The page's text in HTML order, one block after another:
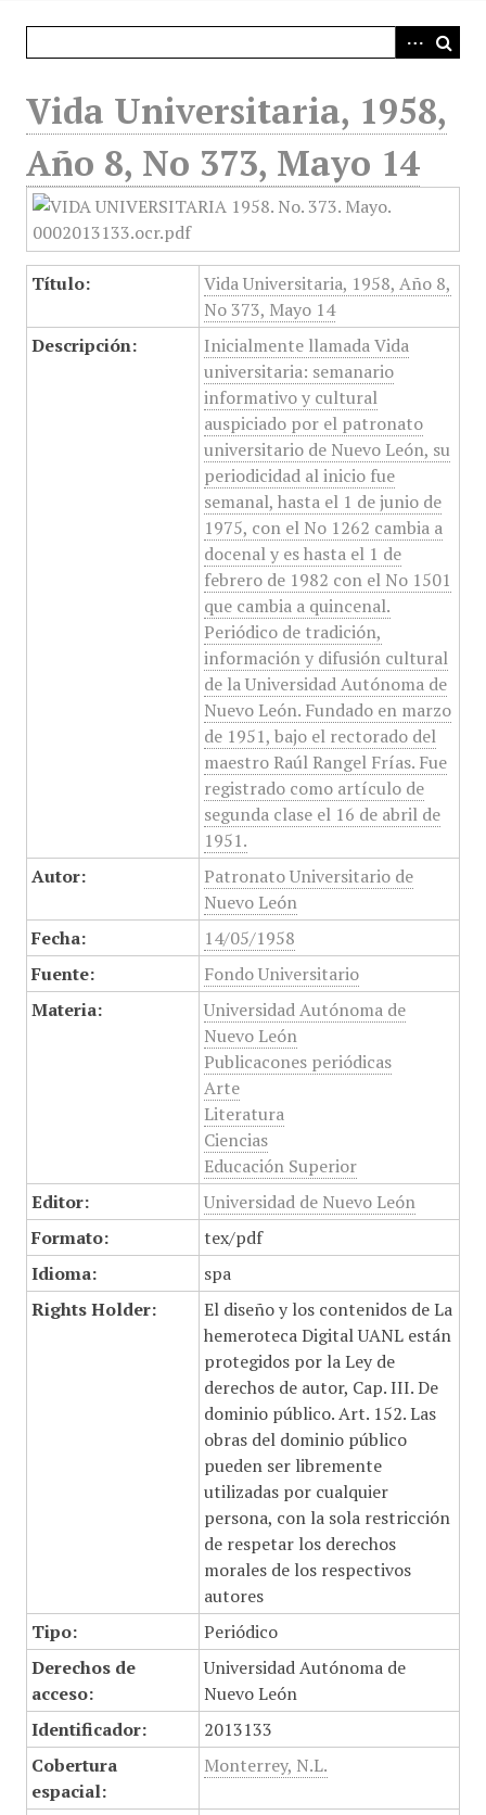
Vida Universitaria, 1958,
Año 8, No 373, Mayo 14
Título:
Vida Universitaria, 1958, Año 8,
No 373, Mayo 14
Descripción:
Inicialmente llamada Vida
universitaria: semanario
informativo y cultural
auspiciado por el patronato
universitario de Nuevo León, su
periodicidad al inicio fue
semanal, hasta el 1 de junio de
1975, con el No 1262 cambia a
docenal y es hasta el 1 de
febrero de 1982 con el No 1501
que cambia a quincenal.
Periódico de tradición,
información y difusión cultural
de la Universidad Autónoma de
Nuevo León. Fundado en marzo
de 1951, bajo el rectorado del
maestro Raúl Rangel Frías. Fue
registrado como artículo de
segunda clase el 16 de abril de
1951.
Autor:
Patronato Universitario de
Nuevo León
Fecha:
14/05/1958
Fuente:
Fondo Universitario
Materia:
Universidad Autónoma de
Nuevo León
Publicacones periódicas
Arte
Literatura
Ciencias
Educación Superior
Editor:
Universidad de Nuevo León
Formato:
tex/pdf
Idioma:
spa
Rights Holder:
El diseño y los contenidos de La
hemeroteca Digital UANL están
protegidos por la Ley de
derechos de autor, Cap. III. De
dominio público. Art. 152. Las
obras del dominio público
pueden ser libremente
utilizadas por cualquier
persona, con la sola restricción
de respetar los derechos
morales de los respectivos
autores
Tipo:
Periódico
Derechos de
acceso:
Universidad Autónoma de
Nuevo León
Identificador:
2013133
Cobertura
espacial:
Monterrey, N.L.